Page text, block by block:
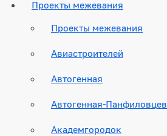
Проекты межевания
Проекты межевания
Авиастроителей
Автогенная
Автогенная-Панфиловцев
Академгородок